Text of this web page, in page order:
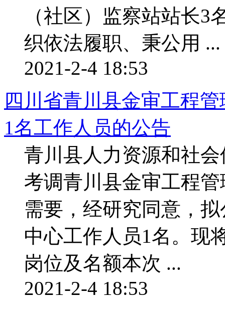
（社区）监察站站长
织依法履职、秉公用 ...
2021-2-4 18:53
四川省青川县金审工程
1名工作人员的公告
青川县人力资源和社
考调青川县金审工程
需要，经研究同意，
中心工作人员1名。现
岗位及名额本次 ...
2021-2-4 18:53